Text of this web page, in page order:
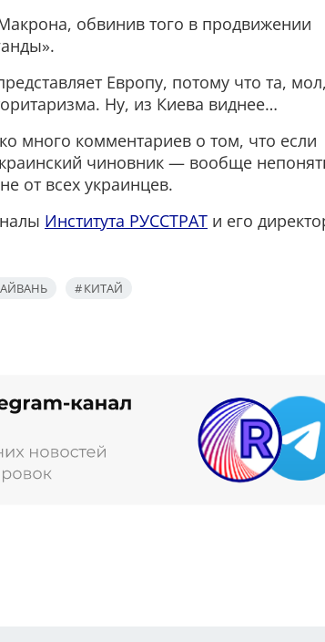
обвинив того в продвижении
Европу, потому что та, мол,
Ну, из Киева виднее…
много комментариев о том, что если
чиновник — вообще
от всех украинцев.
Института РУССТРАТ и его
КИТАЙ